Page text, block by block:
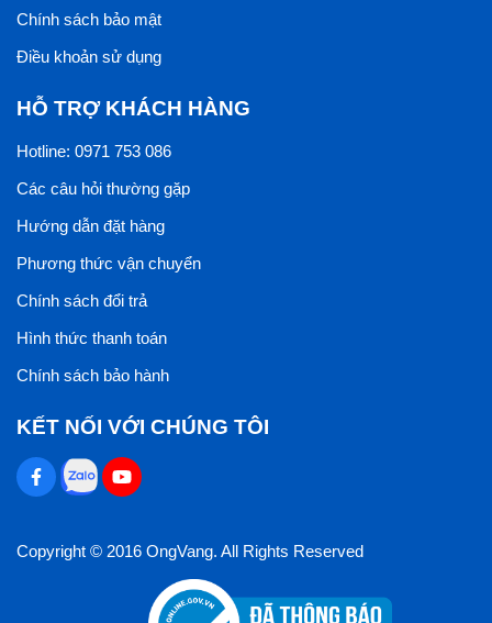
Chính sách bảo mật
Điều khoản sử dụng
HỖ TRỢ KHÁCH HÀNG
Hotline: 0971 753 086
Các câu hỏi thường gặp
Hướng dẫn đặt hàng
Phương thức vận chuyển
Chính sách đổi trả
Hình thức thanh toán
Chính sách bảo hành
KẾT NỐI VỚI CHÚNG TÔI
Copyright © 2016 OngVang. All Rights Reserved